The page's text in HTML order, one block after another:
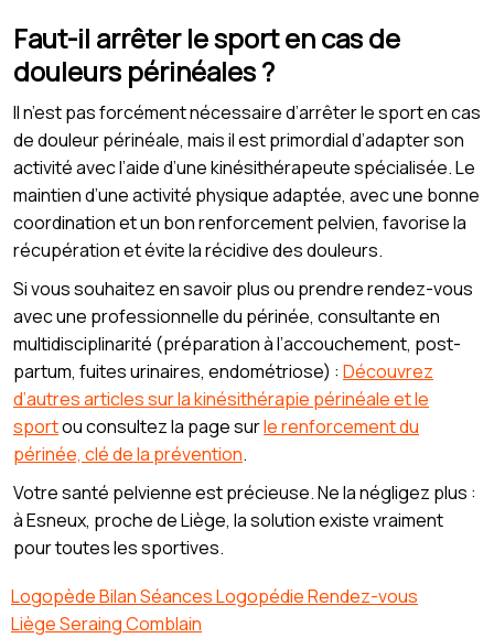
Faut-il arrêter le sport en cas de
douleurs périnéales ?
Il n’est pas forcément nécessaire d’arrêter le sport en cas
de douleur périnéale, mais il est primordial d’adapter son
activité avec l’aide d’une kinésithérapeute spécialisée. Le
maintien d’une activité physique adaptée, avec une bonne
coordination et un bon renforcement pelvien, favorise la
récupération et évite la récidive des douleurs.
Si vous souhaitez en savoir plus ou prendre rendez-vous
avec une professionnelle du périnée, consultante en
multidisciplinarité (préparation à l’accouchement, post-
partum, fuites urinaires, endométriose) : Découvrez
d’autres articles sur la kinésithérapie périnéale et le
sportou consultez la page surle renforcement du
périnée, clé de la prévention.
Votre santé pelvienne est précieuse. Ne la négligez plus :
à Esneux, proche de Liège, la solution existe vraiment
pour toutes les sportives.
Logopède Bilan Séances Logopédie Rendez-vous
Liège Seraing Comblain